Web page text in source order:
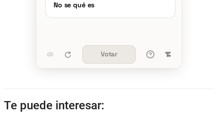
No se qué es
Votar
Te puede interesar: